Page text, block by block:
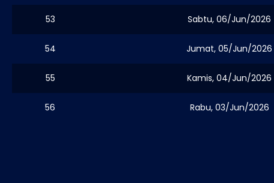
53 Sabtu, 06/Jun/2026
54 Jumat, 05/Jun/2026
55 Kamis, 04/Jun/2026
56 Rabu, 03/Jun/2026